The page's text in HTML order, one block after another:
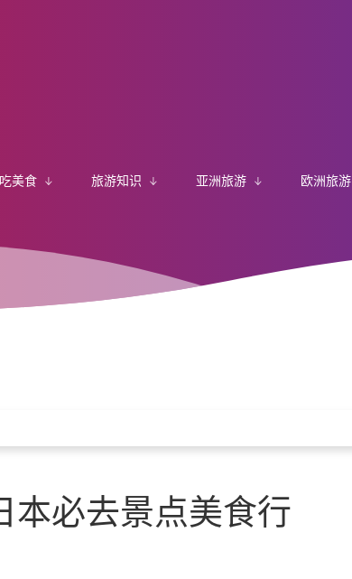
美食 旅游知识 亚洲旅游 欧洲旅游
本必去景点美食行